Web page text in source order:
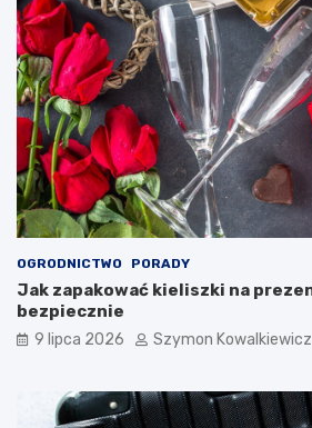
OGRODNICTWO PORADY
Jak zapakować kieliszki na
bezpiecznie
9 lipca 2026 Szymon Kowalkiewicz